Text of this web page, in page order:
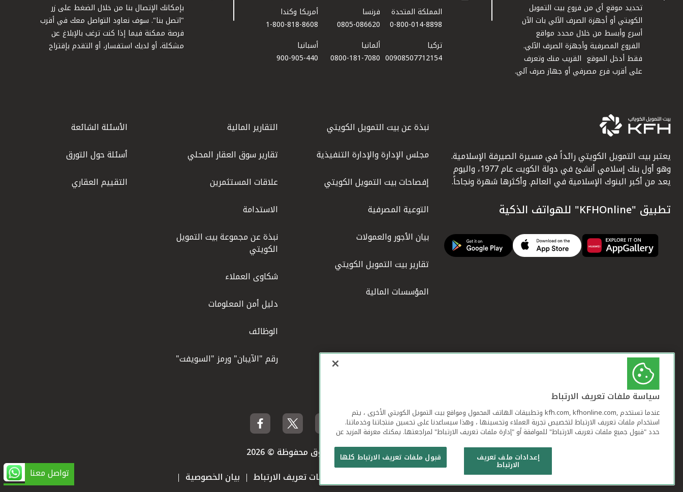
تواصل معنا
تحديد موقع أي من فروع بيت التمويل
الكويتي أو أجهزة الصرف الآلي بات الآن
أسرع وأبسط من خلال محدد مواقع
الفروع المصرفية وأجهزة الصرف الآلي.
فقط أدخل الموقع القريب منك وتعرف
على أقرب فرع مصرفي أو جهاز صرف آلي.
المملكة المتحدة
0-800-014-8898
فرنسا
0805-086620
أمريكا وكندا
1-800-818-8608
تركيا
00908507712154​
ألمانيا
0800-181-7080
أسبانيا
900-905-440
بإمكانك الإتصال بنا من خلال الضغط على زر
"اتصل بنا". سوف نعاود التواصل معك في أقرب
فرصة ممكنة فيما إذا كنت ترغب بالإبلاغ عن
مشكلة، أو لديك استفسار، أو التقدم بإقتراح
يعتبر بيت التمويل الكويتي رائداً في مسيرة الصيرفة الإسلامية.
وهو أول بنك إسلامي أنشئ في دولة الكويت عام 1977، واليوم
يعد من أكبر البنوك الإسلامية في العالم. وأكثرها شهرة ونجاحاً.
تطبيق "KFHOnline" للهواتف الذكية
نبذة عن بيت التمويل الكويتي
مجلس الإدارة والإدارة التنفيذية
إفصاحات بيت التمويل الكويتي
التوعية المصرفية
بيان الأجور والعمولات
تقارير بيت التمويل الكويتي
المؤسسات المالية
التقارير المالية
تقارير سوق العقار المحلي
علاقات المستثمرين
الاستدامة
نبذة عن مجموعة بيت التمويل
الكويتي
شكاوى العملاء
دليل أمن المعلومات
الوظائف
رقم "الآيبان" ورمز "السويفت"
الأسئلة الشائعة
أسئلة حول التورق
التقييم العقاري
بيت التمويل الكويتي جميع الحقوق محفوظة © 2026
شروط وأحكام استخدام الموقع الإلكتروني
ملفات تعريف الارتباط بيان الخصوصية
سياسة ملفات تعريف الارتباط
عندما تستخدم ,kfh.com, kfhonline.com وتطبيقات الهاتف المحمول ومواقع بيت التمويل الكويتي الأخرى ، يتم
استخدام ملفات تعريف الارتباط لتخصيص تجربة العملاء وتحسينها ، وهذا سيساعدنا على تحسين منتجاتنا وخدماتنا.
حدد "قبول جميع ملفات تعريف الارتباط" للموافقة أو "إدارة ملفات تعريف الارتباط" لمراجعتها. يمكنك معرفة المزيد عن
قبول ملفات تعريف الارتباط كلها
إعدادات ملف تعريف
الارتباط